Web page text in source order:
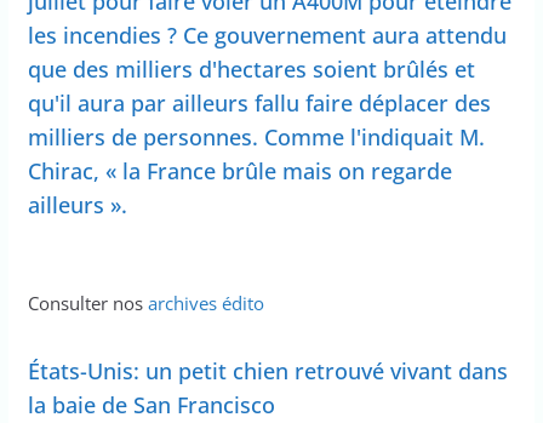
les incendies ? Ce gouvernement aura attendu
que des milliers d'hectares soient brûlés et
qu'il aura par ailleurs fallu faire déplacer des
milliers de personnes. Comme l'indiquait M.
Chirac, « la France brûle mais on regarde
ailleurs ».
Consulter nos archives édito
États-Unis: un petit chien retrouvé vivant dans
la baie de San Francisco